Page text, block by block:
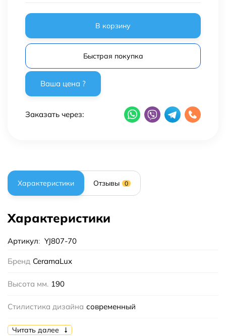
В корзину
Быстрая покупка
Заказать через:
Характеристики Отзывы 0
Характеристики
Артикул: YJ807-70
Бренд CeramaLux
Высота мм. 190
Стилистика дизайна современный
Форма прямоугольная
Читать далее